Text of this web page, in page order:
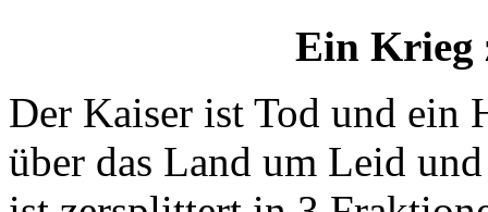
Ein Krieg
Der Kaiser ist Tod und ein
über das Land um Leid